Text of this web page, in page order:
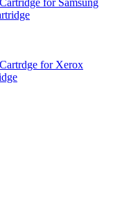
for Samsung
for Xerox